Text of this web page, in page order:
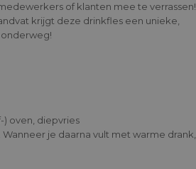
of klanten mee te verrassen!
krijgt deze drinkfles een unieke,
) oven, diepvries
je daarna vult met warme drank,